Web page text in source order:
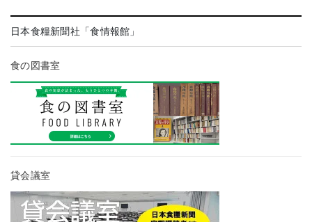
日本食糧新聞社「食情報館」
食の図書室
貸会議室